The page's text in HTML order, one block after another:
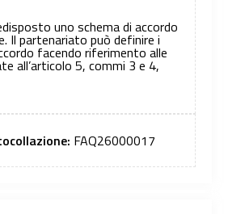
uno schema di accordo
Il partenariato può definire i
facendo riferimento alle
all’articolo 5, commi 3 e 4,
FAQ26000017